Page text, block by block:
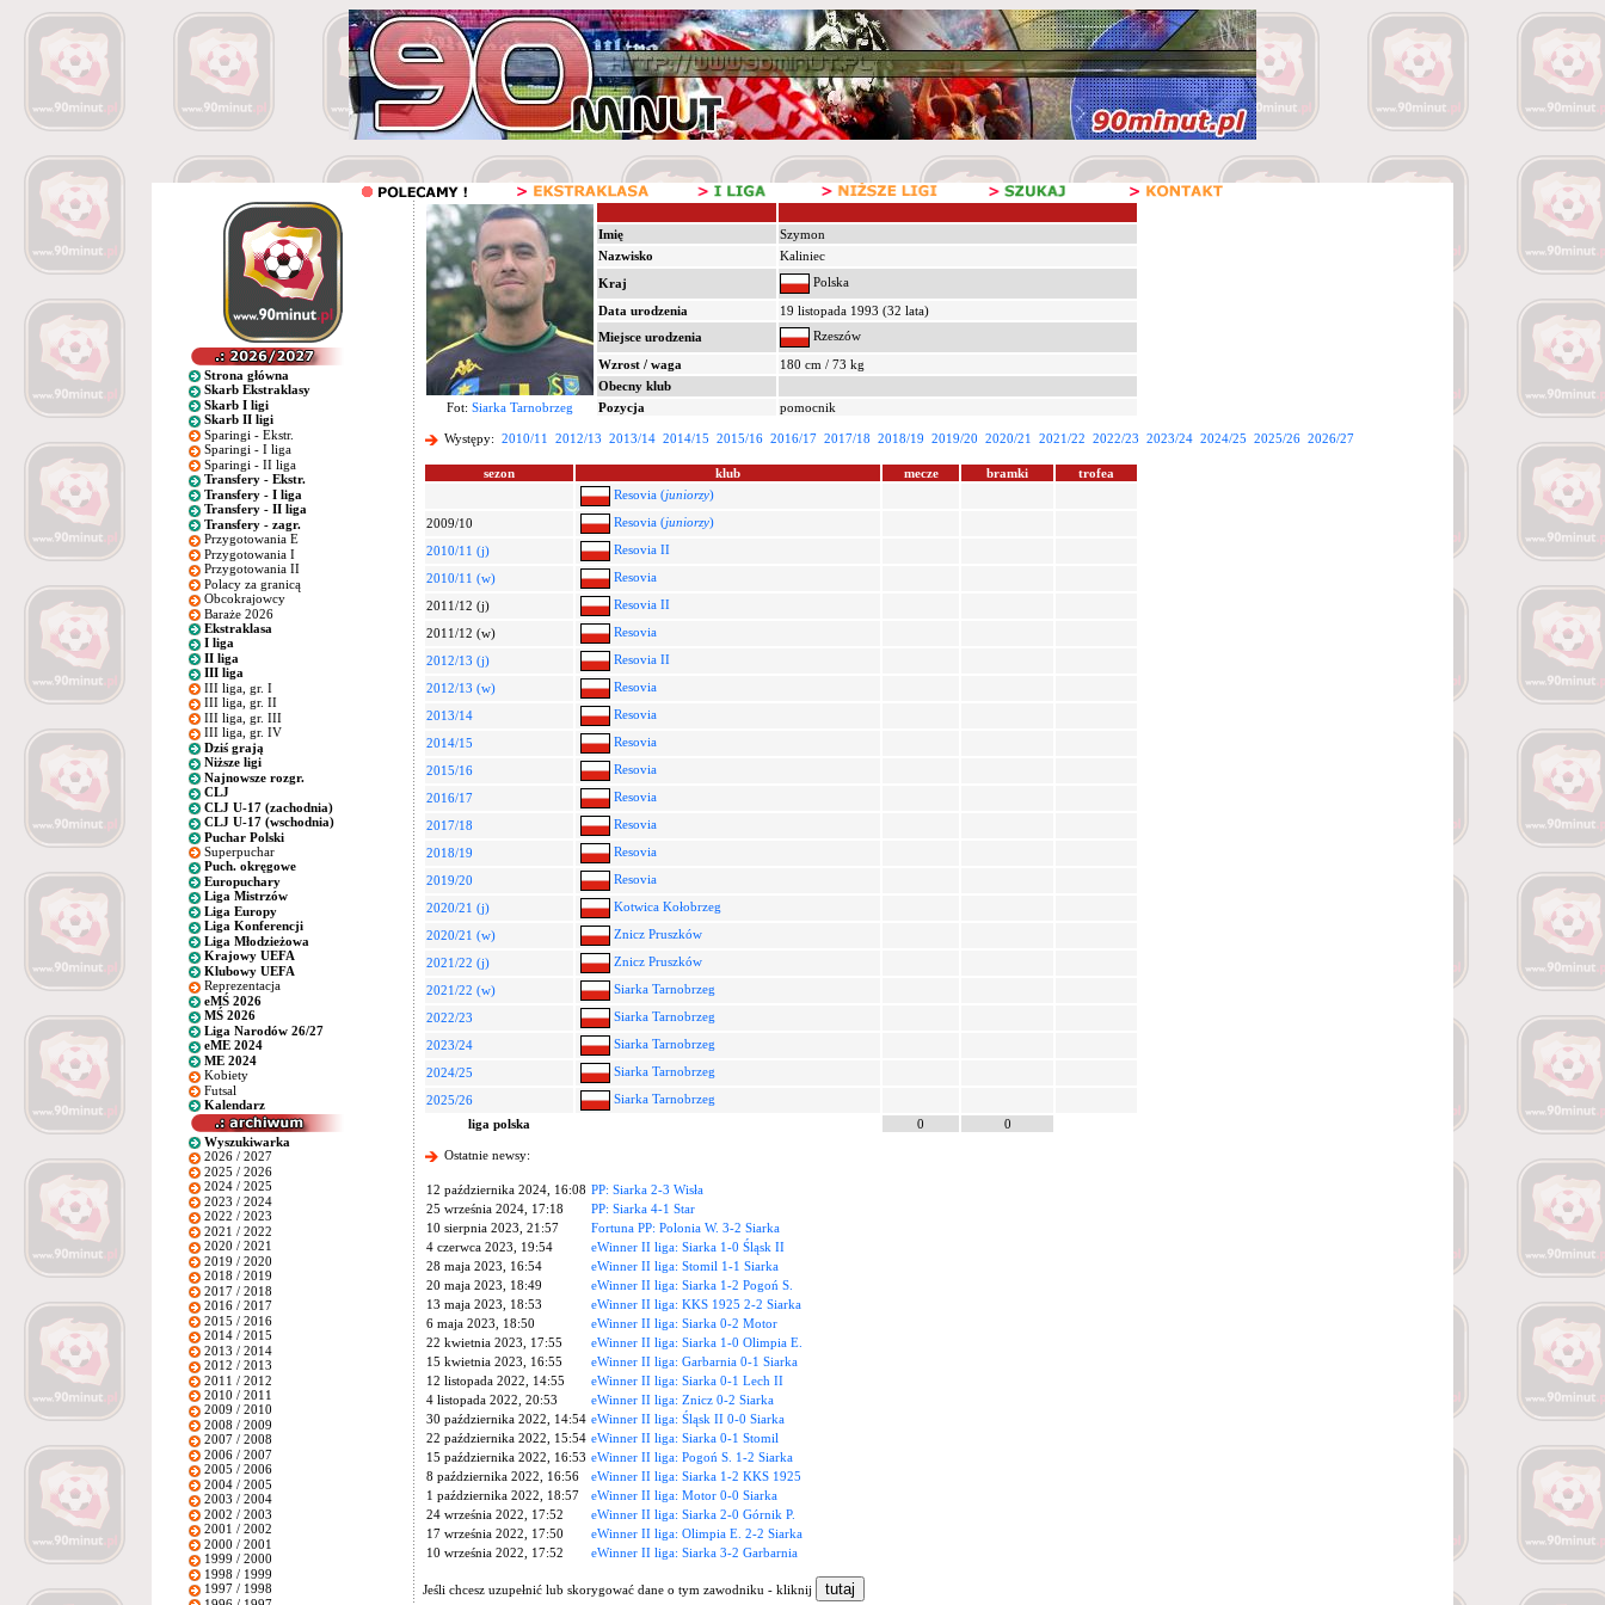
Strona główna
Skarb Ekstraklasy
Skarb I ligi
Skarb II ligi
Sparingi - Ekstr.
Sparingi - I liga
Sparingi - II liga
Transfery - Ekstr.
Transfery - I liga
Transfery - II liga
Transfery - zagr.
Przygotowania E
Przygotowania I
Przygotowania II
Polacy za granicą
Obcokrajowcy
Baraże 2026
Ekstraklasa
I liga
II liga
III liga
III liga, gr. I
III liga, gr. II
III liga, gr. III
III liga, gr. IV
Dziś grają
Niższe ligi
Najnowsze rozgr.
CLJ
CLJ U-17 (zachodnia)
CLJ U-17 (wschodnia)
Puchar Polski
Superpuchar
Puch. okręgowe
Europuchary
Liga Mistrzów
Liga Europy
Liga Konferencji
Liga Młodzieżowa
Krajowy UEFA
Klubowy UEFA
Reprezentacja
eMŚ 2026
MŚ 2026
Liga Narodów 26/27
eME 2024
ME 2024
Kobiety
Futsal
Kalendarz
Wyszukiwarka
2026 / 2027
2025 / 2026
2024 / 2025
2023 / 2024
2022 / 2023
2021 / 2022
2020 / 2021
2019 / 2020
2018 / 2019
2017 / 2018
2016 / 2017
2015 / 2016
2014 / 2015
2013 / 2014
2012 / 2013
2011 / 2012
2010 / 2011
2009 / 2010
2008 / 2009
2007 / 2008
2006 / 2007
2005 / 2006
2004 / 2005
2003 / 2004
2002 / 2003
2001 / 2002
2000 / 2001
1999 / 2000
1998 / 1999
1997 / 1998
Imię
Szymon
Nazwisko
Kaliniec
Kraj
Polska
Data urodzenia
19 listopada 1993 (32 lata)
Miejsce urodzenia
Rzeszów
Wzrost / waga
180 cm / 73 kg
Obecny klub
Fot: Siarka Tarnobrzeg Pozycja pomocnik
Występy: 2010/11 2012/13 2013/14 2014/15 2015/16 2016/17 2017/18 2018/19 2019/20 2020/21 2021/22 2022/23 2023/24 2024/25 2025/26 2026/27
sezon klub mecze bramki
trofea
Resovia (juniorzy)
2009/10
Resovia (juniorzy)
2010/11 (j)
Resovia II
2010/11 (w)
Resovia
2011/12 (j)
Resovia II
2011/12 (w)
Resovia
2012/13 (j)
Resovia II
2012/13 (w)
Resovia
2013/14
Resovia
2014/15
Resovia
2015/16
Resovia
2016/17
Resovia
2017/18
Resovia
2018/19
Resovia
2019/20
Resovia
2020/21 (j)
Kotwica Kołobrzeg
2020/21 (w)
Znicz Pruszków
2021/22 (j)
Znicz Pruszków
2021/22 (w)
Siarka Tarnobrzeg
2022/23
Siarka Tarnobrzeg
2023/24
Siarka Tarnobrzeg
2024/25
Siarka Tarnobrzeg
2025/26
Siarka Tarnobrzeg
liga polska
0 0
Ostatnie newsy:
12 października 2024, 16:08 PP: Siarka 2-3 Wisła
25 września 2024, 17:18
PP: Siarka 4-1 Star
10 sierpnia 2023, 21:57
Fortuna PP: Polonia W. 3-2 Siarka
4 czerwca 2023, 19:54
eWinner II liga: Siarka 1-0 Śląsk II
28 maja 2023, 16:54
eWinner II liga: Stomil 1-1 Siarka
20 maja 2023, 18:49
eWinner II liga: Siarka 1-2 Pogoń S.
13 maja 2023, 18:53
eWinner II liga: KKS 1925 2-2 Siarka
6 maja 2023, 18:50
eWinner II liga: Siarka 0-2 Motor
22 kwietnia 2023, 17:55
eWinner II liga: Siarka 1-0 Olimpia E.
15 kwietnia 2023, 16:55
eWinner II liga: Garbarnia 0-1 Siarka
12 listopada 2022, 14:55
eWinner II liga: Siarka 0-1 Lech II
4 listopada 2022, 20:53
eWinner II liga: Znicz 0-2 Siarka
30 października 2022, 14:54 eWinner II liga: Śląsk II 0-0 Siarka
22 października 2022, 15:54 eWinner II liga: Siarka 0-1 Stomil
15 października 2022, 16:53 eWinner II liga: Pogoń S. 1-2 Siarka
8 października 2022, 16:56
eWinner II liga: Siarka 1-2 KKS 1925
1 października 2022, 18:57
eWinner II liga: Motor 0-0 Siarka
24 września 2022, 17:52
eWinner II liga: Siarka 2-0 Górnik P.
17 września 2022, 17:50
eWinner II liga: Olimpia E. 2-2 Siarka
10 września 2022, 17:52
eWinner II liga: Siarka 3-2 Garbarnia
Jeśli chcesz uzupełnić lub skorygować dane o tym zawodniku - kliknij